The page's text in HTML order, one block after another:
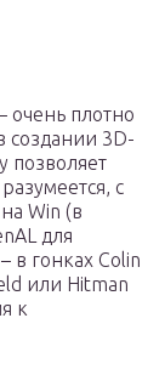
очень плотно
создании 3D-
позволяет
с
Win (в
для
в гонках Colin
или Hitman
к